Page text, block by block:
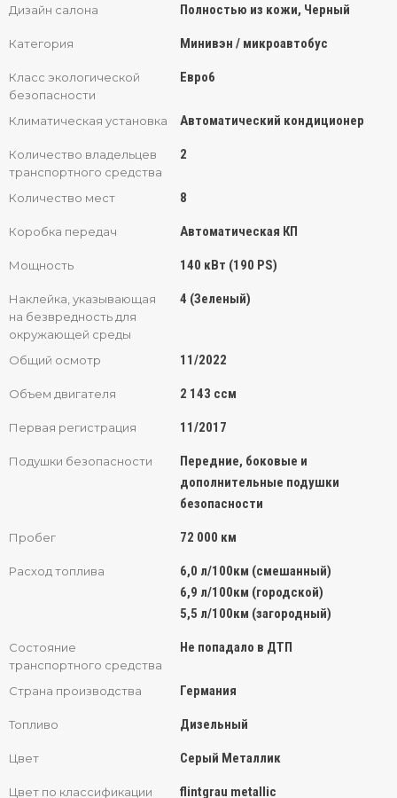
Дизайн салона Полностью из кожи, Черный
Категория Минивэн / микроавтобус
Класс экологической
безопасности
Евро6
Климатическая установка Автоматический кондиционер
Количество владельцев
транспортного средства
2
Количество мест 8
Коробка передач Автоматическая КП
Мощность 140 кВт (190 PS)
Наклейка, указывающая
на безвредность для
окружающей среды
4 (Зеленый)
Общий осмотр 11/2022
Объем двигателя 2 143 ссм
Первая регистрация 11/2017
Подушки безопасности
Передние, боковые и
дополнительные подушки
безопасности
Пробег 72 000 км
Расход топлива
6,0 л/100км (смешанный)
6,9 л/100км (городской)
5,5 л/100км (загородный)
Состояние
транспортного средства
Не попадало в ДТП
Страна производства Германия
Топливо Дизельный
Цвет Серый Металлик
Цвет по классификации flintgrau metallic